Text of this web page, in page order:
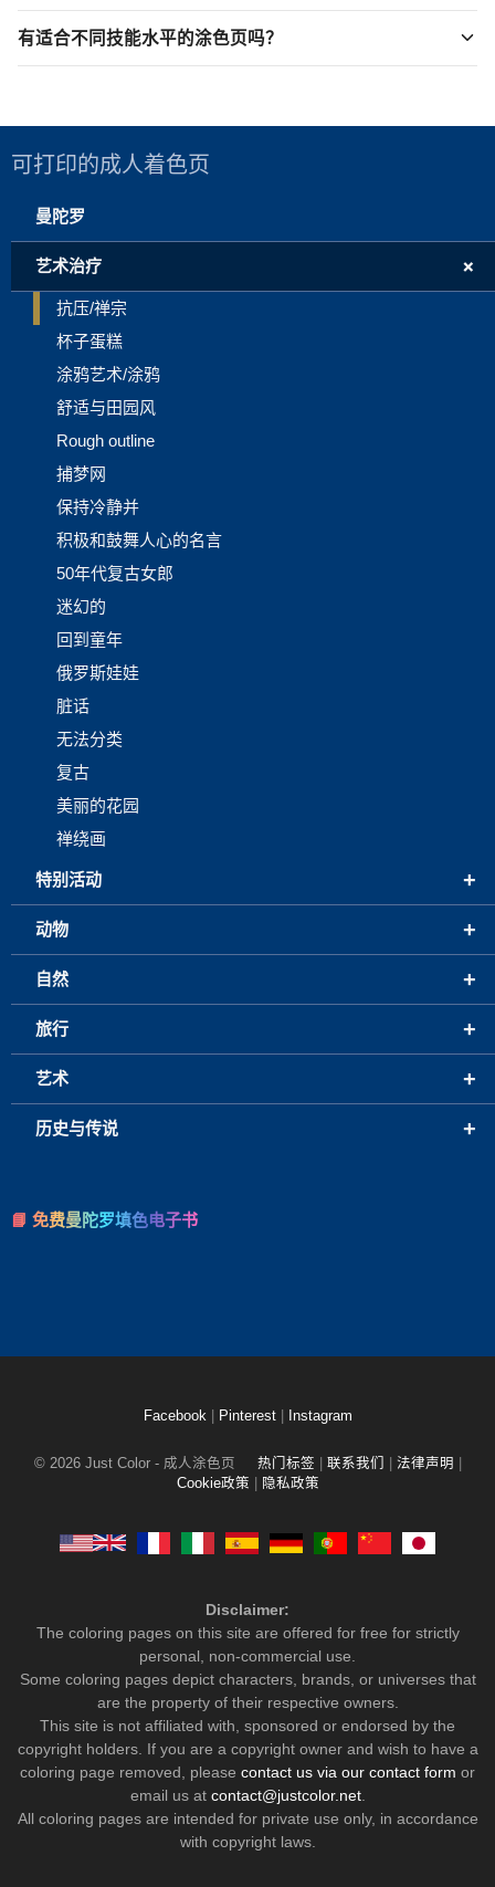
有适合不同技能水平的涂色页吗？
可打印的成人着色页
曼陀罗
+
艺术治疗
抗压/禅宗
杯子蛋糕
涂鸦艺术/涂鸦
舒适与田园风
Rough outline
捕梦网
保持冷静并
积极和鼓舞人心的名言
50年代复古女郎
迷幻的
回到童年
俄罗斯娃娃
脏话
无法分类
复古
美丽的花园
禅绕画
+
特别活动
+
动物
+
自然
+
旅行
+
艺术
+
历史与传说
📘 免费曼陀罗填色电子书
Facebook Pinterest Instagram
© 2026 Just Color - 成人涂色页 热门标签 联系我们 法律声明
Cookie政策
隐私政策
Disclaimer:
The coloring pages on this site are offered for free for strictly
personal, non-commercial use.
Some coloring pages depict characters, brands, or universes that
are the property of their respective owners.
This site is not affiliated with, sponsored or endorsed by the
copyright holders. If you are a copyright owner and wish to have a
coloring page removed, please contact us via our contact form or
email us at contact@justcolor.net.
All coloring pages are intended for private use only, in accordance
with copyright laws.